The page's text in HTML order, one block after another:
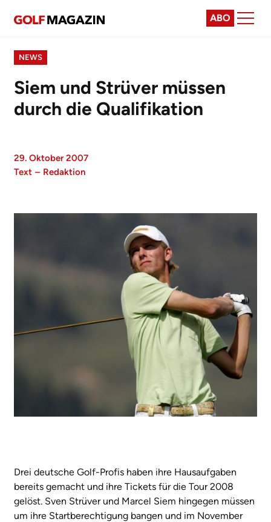
ABO
NEWS
Siem und Strüver müssen
durch die Qualifikation
29. Oktober 2007
Text – Redaktion
Drei deutsche Golf-Profis haben ihre Hausaufgaben
bereits gemacht und ihre Tickets für die Tour 2008
gelöst. Sven Strüver und Marcel Siem hingegen müssen
um ihre Startberechtigung bangen und im November